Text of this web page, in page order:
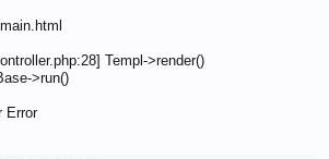
Templ->render()
>run()
Error